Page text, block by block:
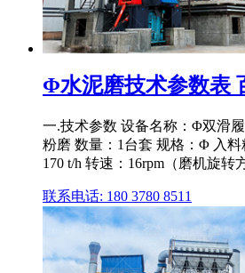
Φ水泥磨技术参数表
一.技术参数 设备名称：Φ双滑
粉磨 数量：1台套 规格：Φ 入料
170 t/h 转速：16rpm（磨机旋转
联系电话: 180 3780 8511